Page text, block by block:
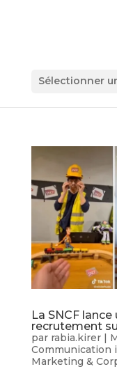
Sélectionner
La SNCF
recrutement
par rabia.kirer|
Communication
Marketing &